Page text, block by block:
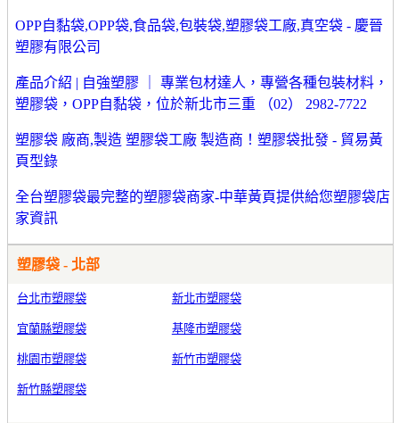
OPP自黏袋,OPP袋,食品袋,包裝袋,塑膠袋工廠,真空袋 - 慶晉
塑膠有限公司
產品介紹 | 自強塑膠 ｜ 專業包材達人，專營各種包裝材料，
塑膠袋，OPP自黏袋，位於新北市三重 （02） 2982-7722
塑膠袋 廠商,製造 塑膠袋工廠 製造商！塑膠袋批發 - 貿易黃
頁型錄
全台塑膠袋最完整的塑膠袋商家-中華黃頁提供給您塑膠袋店
家資訊
塑膠袋 - 北部
台北市塑膠袋 新北市塑膠袋
宜蘭縣塑膠袋 基隆市塑膠袋
桃園市塑膠袋 新竹市塑膠袋
新竹縣塑膠袋